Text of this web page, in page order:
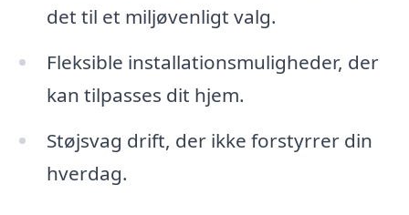
det til et miljøvenligt valg.
Fleksible installationsmuligheder, der
kan tilpasses dit hjem.
Støjsvag drift, der ikke forstyrrer din
hverdag.